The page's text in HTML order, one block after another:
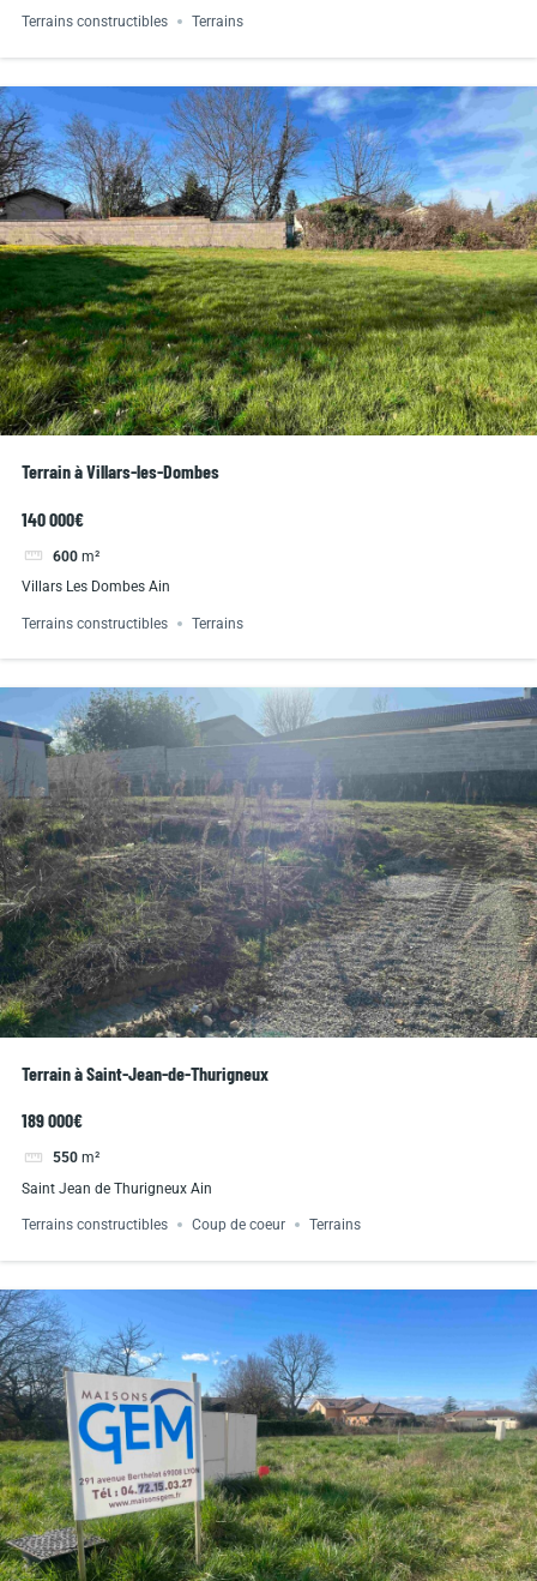
Terrains constructibles Terrains
Terrain à Villars-les-Dombes
140 000€
600 m²
Villars Les Dombes Ain
Terrains constructibles Terrains
Terrain à Saint-Jean-de-Thurigneux
189 000€
550 m²
Saint Jean de Thurigneux Ain
Terrains constructibles Coup de coeur Terrains